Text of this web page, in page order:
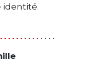
identité.